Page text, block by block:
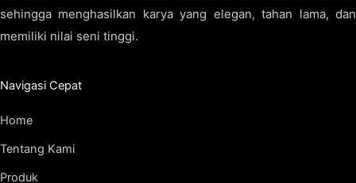
sehingga menghasilkan karya yang elegan, tahan lama, dan
memiliki nilai seni tinggi.
Navigasi Cepat
Home
Tentang Kami
Produk